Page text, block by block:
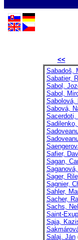
<<
Sabadoš,
Sabatier,
Sabol,
Sabol,
Sabolová,
Sabová,
Sacerdoti,
Safier,
Sagan,
Sager,
Sagnier,
Sahler,
Sacher,
Sachs,
Saint-
Saja,
Salaj, Ján